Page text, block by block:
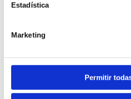
Estadística
Marketing
Permitir